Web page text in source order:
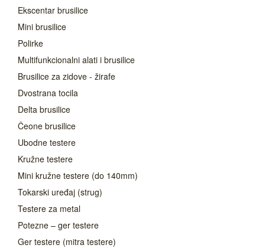
Ekscentar brusilice
Mini brusilice
Polirke
Multifunkcionalni alati i brusilice
Brusilice za zidove - žirafe
Dvostrana tocila
Delta brusilice
Čeone brusilice
Ubodne testere
Kružne testere
Mini kružne testere (do 140mm)
Tokarski uređaj (strug)
Testere za metal
Potezne – ger testere
Ger testere (mitra testere)